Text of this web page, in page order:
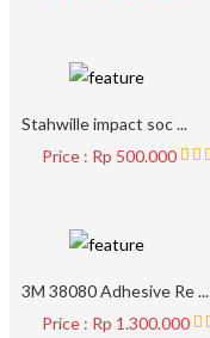
Stahwille impact soc ...
Price : Rp 500.000
3M 38080 Adhesive Re ...
Price : Rp 1.300.000